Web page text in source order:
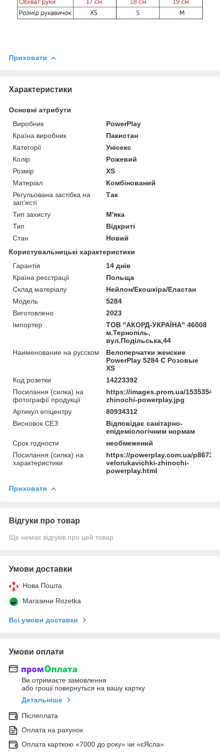
Приховати
Характеристики
Основні атрибути
Виробник
PowerPlay
Країна виробник
Пакистан
Категорії
Унісекс
Колір
Рожевий
Розмір
XS
Матеріал
Комбінований
Регульована застібка на
зап'ясті
Так
Тип захисту
М'яка
Тип
Відкриті
Стан
Новий
Користувальницькі характеристики
Гарантія
14 днів
Країна реєстрації
Польща
Склад матеріалу
Нейлон/Екошкіра/Еластан
Мoдель
5284
Виготовлено
2023
Імпортер
ТОВ "АКОРД-УКРАЇНА" 46008
м.Тернопіль,
вул.Подільська,44
Наименование на русском
Велоперчатки женские
PowerPlay 5284 C Розовые
XS
Код розетки
14223392
Посилання (силка) на
фотографії продукції
https://images.prom.ua/
zhinochi-powerplay.jpg
Артикул епіцентру
80934312
Висновок СЕЗ
Відповідає санітарно-
епідеміологічним нормам
Срок годности
необмежений
Посилання (силка) на
характеристики
https://powerplay.com.ua/
velorukavichki-zhinochi-
powerplay.html
Приховати
Відгуки про товар
Ще немає відгуків про цей товар
Умови доставки
Нова Пошта
Магазини Rozetka
Всі умови доставки
Умови оплати
Ви отримаєте замовлення
або гроші повернуться на вашу картку
Детальніше
Післяплата
Оплата на рахунок
Оплата карткою «7000 до року» чи «єЯсла»